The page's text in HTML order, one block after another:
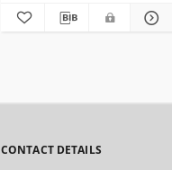
CONTACT DETAILS